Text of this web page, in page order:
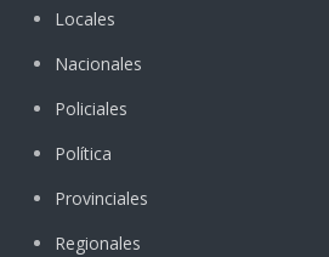
Locales
Nacionales
Policiales
Política
Provinciales
Regionales